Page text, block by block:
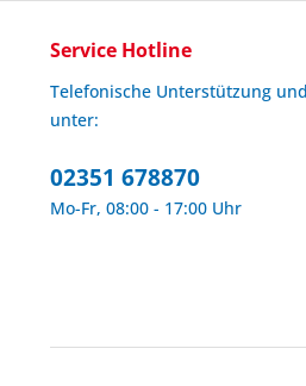
Service Hotline
Telefonische Unterstützung
unter:
02351 678870
Mo-Fr, 08:00 - 17:00 Uhr